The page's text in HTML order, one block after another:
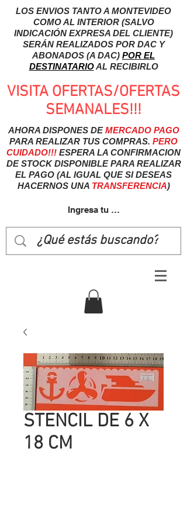
LOS ENVIOS TANTO A MONTEVIDEO
COMO AL INTERIOR (SALVO
INDICACIÓN EXPRESA DEL CLIENTE)
SERÁN REALIZADOS POR DAC Y
ABONADOS (A DAC) POR EL
DESTINATARIOAL RECIBIRLO
VISITA OFERTAS/OFERTAS
SEMANALES!!!
AHORA DISPONES DEMERCADO PAGO
PARA REALIZAR TUS COMPRAS. PERO
CUIDADO!!! ESPERA LA CONFIRMACION
DE STOCK DISPONIBLE PARA REALIZAR
EL PAGO (AL IGUAL QUE SI DESEAS
HACERNOS UNA TRANSFERENCIA)
Ingresa tu usuairo
STENCIL DE 6 X
18 CM